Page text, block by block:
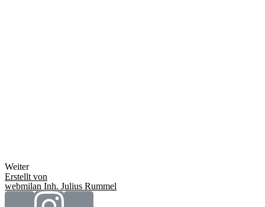
Weiter
Erstellt von
webmilan Inh. Julius Rummel